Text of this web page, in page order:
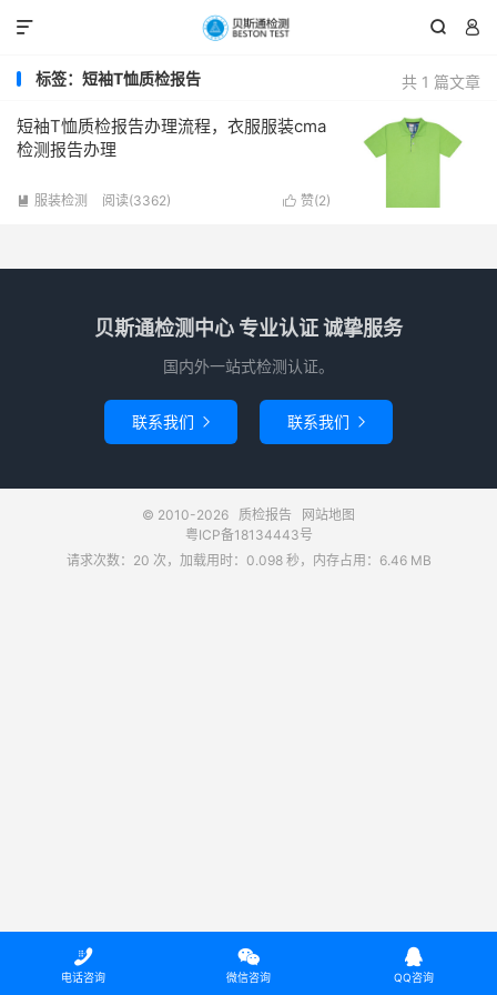
 

共 1 篇文章
标签：短袖T恤质检报告
短袖T恤质检报告办理流程，衣服服装cma
检测报告办理
 赞(2)
 服装检测 阅读(3362)
贝斯通检测中心 专业认证 诚挚服务
国内外一站式检测认证。
联系我们  联系我们 
© 2010-2026 质检报告
网站地图
粤ICP备18134443号
请求次数：20 次，加载用时：0.098 秒，内存占用：6.46 MB

电话咨询

微信咨询

QQ咨询